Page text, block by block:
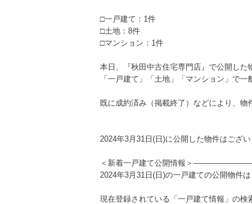
□一戸建て：1件
□土地：8件
□マンション：1件
本日、『秋田中古住宅専門店』で公開した
「一戸建て」「土地」「マンション」で一
既に成約済み（掲載終了）などにより、物
2024年3月31日(日)に公開した物件はござい
＜新着一戸建て公開情報＞
2024年3月31日(日)の一戸建ての公開物件は
現在登録されている「一戸建て情報」の検